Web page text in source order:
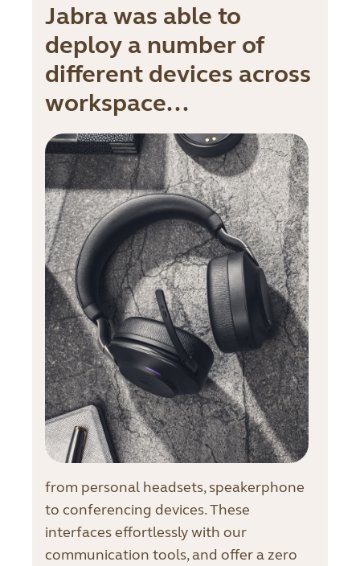
Jabra was able to
deploy a number of
different devices across
workspace...
from personal headsets, speakerphone
to conferencing devices. These
interfaces effortlessly with our
communication tools, and offer a zero